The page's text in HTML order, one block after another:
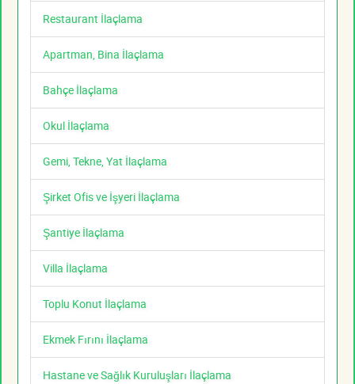
Restaurant İlaçlama
Apartman, Bina İlaçlama
Bahçe İlaçlama
Okul İlaçlama
Gemi, Tekne, Yat İlaçlama
Şirket Ofis ve İşyeri İlaçlama
Şantiye İlaçlama
Villa İlaçlama
Toplu Konut İlaçlama
Ekmek Fırını İlaçlama
Hastane ve Sağlık Kuruluşları İlaçlama